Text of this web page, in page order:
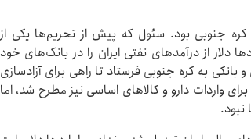
کره جنوبی بود. سئول که پیش از تحریم‌ها یکی از
دلار از درآمدهای نفتی ایران را در بانک‌های خود
به کره جنوبی فرستاد تا راهی برای آزادسازی
واردات دارو و کالاهای اساسی نیز مطرح شد، اما
نبود.